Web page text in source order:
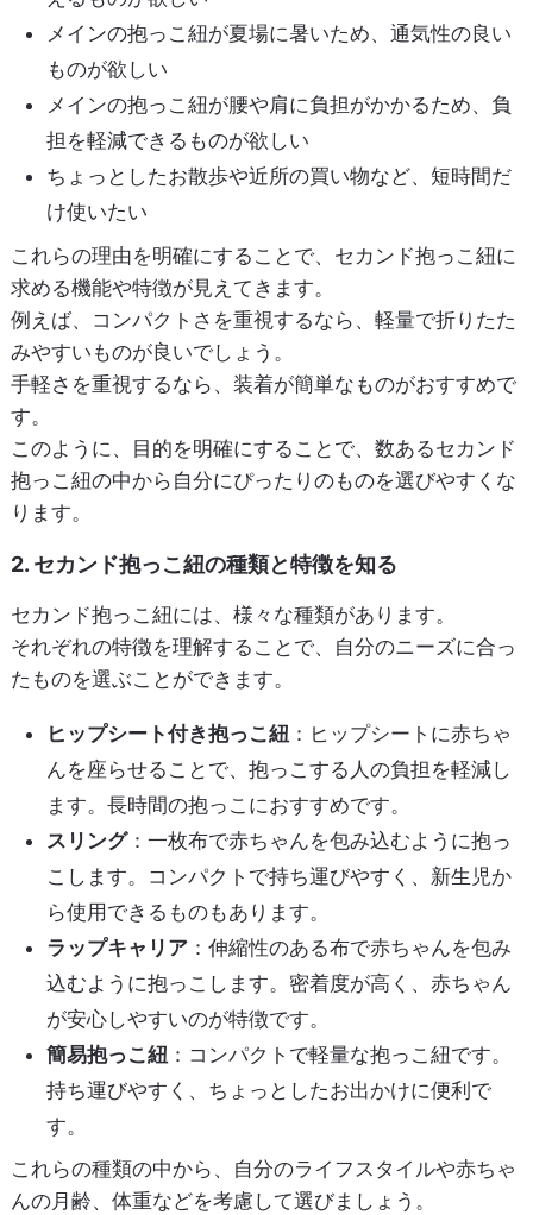
メインの抱っこ紐が夏場に暑いため、通気性の良い
ものが欲しい
メインの抱っこ紐が腰や肩に負担がかかるため、負
担を軽減できるものが欲しい
ちょっとしたお散歩や近所の買い物など、短時間だ
け使いたい
これらの理由を明確にすることで、セカンド抱っこ紐に
求める機能や特徴が見えてきます。
例えば、コンパクトさを重視するなら、軽量で折りたた
みやすいものが良いでしょう。
手軽さを重視するなら、装着が簡単なものがおすすめで
す。
このように、目的を明確にすることで、数あるセカンド
抱っこ紐の中から自分にぴったりのものを選びやすくな
ります。
2. セカンド抱っこ紐の種類と特徴を知る
セカンド抱っこ紐には、様々な種類があります。
それぞれの特徴を理解することで、自分のニーズに合っ
たものを選ぶことができます。
ヒップシート付き抱っこ紐 ：ヒップシートに赤ちゃ
んを座らせることで、抱っこする人の負担を軽減し
ます。長時間の抱っこにおすすめです。
スリング：一枚布で赤ちゃんを包み込むように抱っ
こします。コンパクトで持ち運びやすく、新生児か
ら使用できるものもあります。
ラップキャリア：伸縮性のある布で赤ちゃんを包み
込むように抱っこします。密着度が高く、赤ちゃん
が安心しやすいのが特徴です。
簡易抱っこ紐 ：コンパクトで軽量な抱っこ紐です。
持ち運びやすく、ちょっとしたお出かけに便利で
す。
これらの種類の中から、自分のライフスタイルや赤ちゃ
んの月齢、体重などを考慮して選びましょう。